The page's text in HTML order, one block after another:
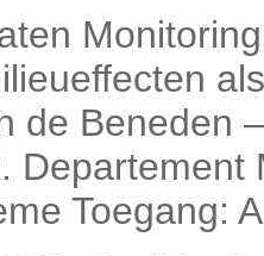
de Beneden
Toegang: